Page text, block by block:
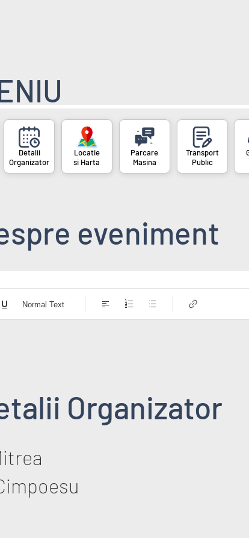
Organizator
si Harta
Masina
Public
Galerie
eveniment
Normal Text
Organizator